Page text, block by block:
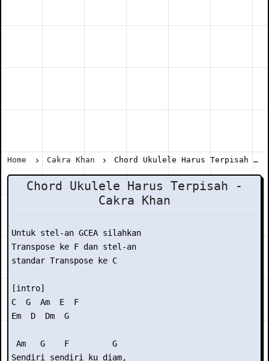
Home Cakra Khan Chord Ukulele Harus Terpisah - Cakra Khan
Chord Ukulele Harus Terpisah -
Cakra Khan
Untuk stel-an GCEA silahkan
Transpose ke F dan stel-an
standar Transpose ke C
[intro]
C  G  Am  E  F
Em  D  Dm  G
Am   G    F         G
Sendiri sendiri ku diam,